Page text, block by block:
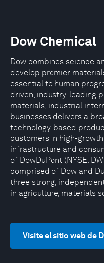
Dow Chemical
Dow combines science
develop premier
essential to human
driven, industry-leading
materials, industrial
businesses delivers a
technology-based
customers in high-
infrastructure and
of DowDuPont (NYSE:
comprised of Dow and
three strong,
in agriculture, materials
Visite el sitio web de